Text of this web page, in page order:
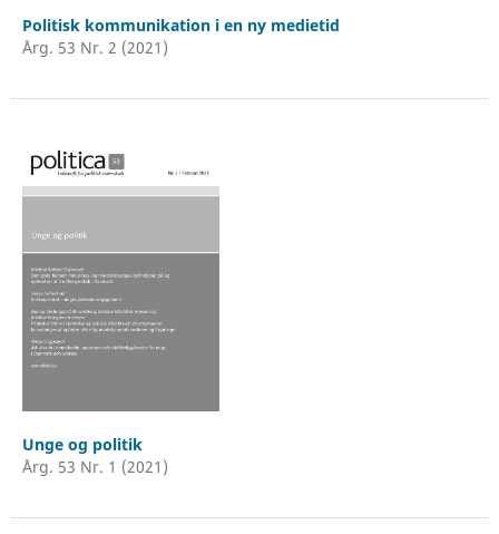
Politisk kommunikation i en ny medietid
Årg. 53 Nr. 2 (2021)
Unge og politik
Årg. 53 Nr. 1 (2021)